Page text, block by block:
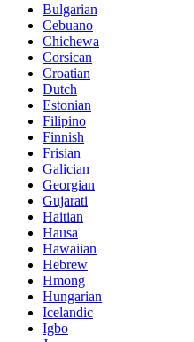
Bulgarian
Cebuano
Chichewa
Corsican
Croatian
Dutch
Estonian
Filipino
Finnish
Frisian
Galician
Georgian
Gujarati
Haitian
Hausa
Hawaiian
Hebrew
Hmong
Hungarian
Icelandic
Igbo